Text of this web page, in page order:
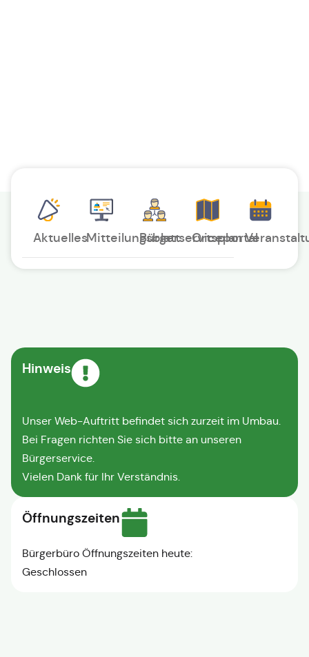
AktuellesMitteilungsblattBürgerserviceportal
Ortsplan
Hinweis
Unser Web-Auftritt befindet sich zurzeit im Umbau.
Bei Fragen richten Sie sich bitte an unseren
Bürgerservice.
Vielen Dank für Ihr Verständnis.
Öffnungszeiten
Bürgerbüro Öffnungszeiten heute:
Geschlossen